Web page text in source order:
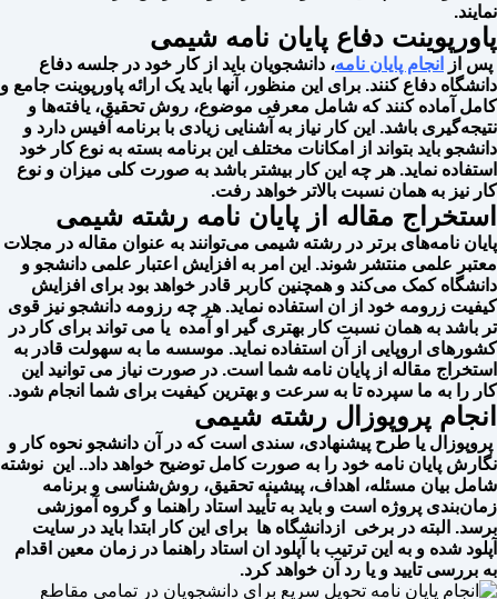
نمایند.
پاورپوینت دفاع پایان نامه شیمی
پس از انجام پایان نامه، دانشجویان باید از کار خود در جلسه دفاع
دانشگاه دفاع کنند. برای این منظور، آنها باید یک ارائه پاورپوینت جامع و
کامل آماده کنند که شامل معرفی موضوع، روش تحقیق، یافته‌ها و
نتیجه‌گیری باشد. این کار نیاز به آشنایی زیادی با برنامه آفیس دارد و
دانشجو باید بتواند از امکانات مختلف این برنامه بسته به نوع کار خود
استفاده نماید. هر چه این کار بیشتر باشد به صورت کلی میزان و نوع
کار نیز به همان نسبت بالاتر خواهد رفت.
استخراج مقاله از پایان نامه رشته شیمی
پایان نامه‌های برتر در رشته شیمی می‌توانند به عنوان مقاله در مجلات
معتبر علمی منتشر شوند. این امر به افزایش اعتبار علمی دانشجو و
دانشگاه کمک می‌کند و همچنین کاربر قادر خواهد بود برای افزایش
کیفیت زرومه خود از ان استفاده نماید. هر چه رزومه دانشجو نیز قوی
تر باشد به همان نسبت کار بهتری گیر او آمده یا می تواند برای کار در
کشورهای اروپایی از آن استفاده نماید. موسسه ما به سهولت قادر به
استخراج مقاله از پایان نامه شما است. در صورت نیاز می توانید این
کار را به ما سپرده تا به سرعت و بهترین کیفیت برای شما انجام شود.
انجام پروپوزال رشته شیمی
پروپوزال یا طرح پیشنهادی، سندی است که در آن دانشجو نحوه کار و
نگارش پایان نامه خود را به صورت کامل توضیح خواهد داد.. این نوشته
شامل بیان مسئله، اهداف، پیشینه تحقیق، روش‌شناسی و برنامه
زمان‌بندی پروژه است و باید به تأیید استاد راهنما و گروه آموزشی
برسد. البته در برخی ازدانشگاه ها برای این کار ابتدا باید در سایت
آپلود شده و به این ترتیب با آپلود ان استاد راهنما در زمان معین اقدام
به بررسی تایید و یا رد آن خواهد کرد.